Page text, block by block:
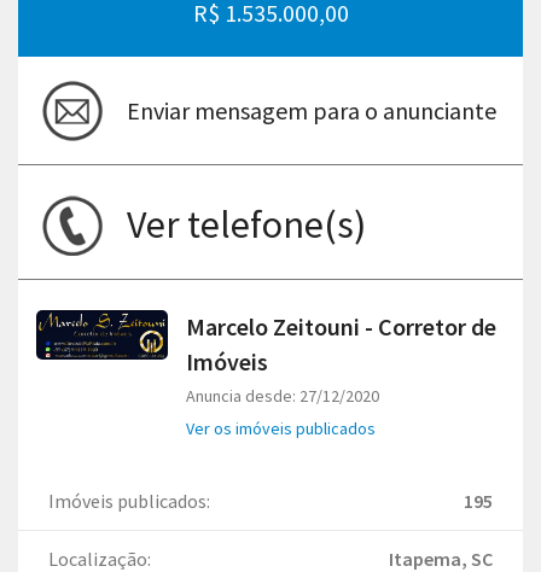
R$ 1.535.000,00
Enviar mensagem para o anunciante
Ver telefone(s)
Marcelo Zeitouni - Corretor de
Imóveis
Anuncia desde: 27/12/2020
Ver os imóveis publicados
Imóveis publicados: 195
Localização: Itapema, SC